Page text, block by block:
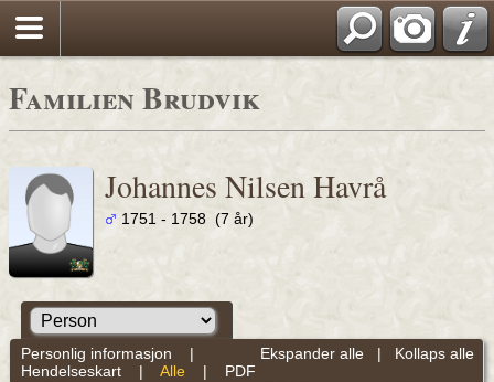
Familien Brudvik
Johannes Nilsen Havrå
1751 - 1758 (7 år)
Ekspander alle | Kollaps alle
Personlig informasjon |
Hendelseskart| Alle | PDF